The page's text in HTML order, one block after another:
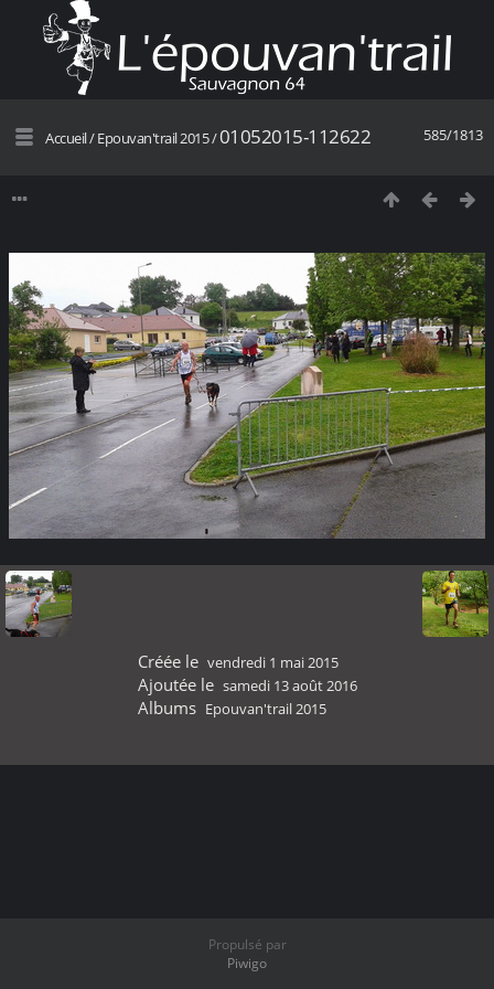
585/1813
Accueil/Epouvan'trail 2015/01052015-112622
Créée le vendredi 1 mai 2015
Ajoutée le samedi 13 août 2016
Albums Epouvan'trail 2015
Propulsé par
Piwigo